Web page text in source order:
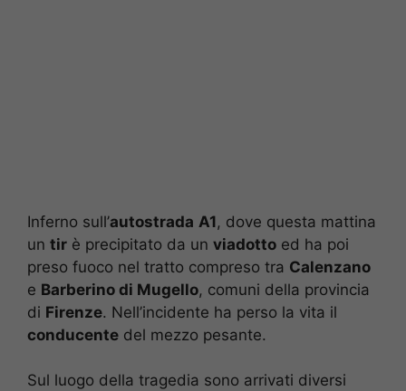
Inferno sull’autostrada A1, dove questa mattina
un tir è precipitato da un viadotto ed ha poi
preso fuoco nel tratto compreso tra Calenzano
e Barberino di Mugello, comuni della provincia
di Firenze. Nell’incidente ha perso la vita il
conducente del mezzo pesante.
Sul luogo della tragedia sono arrivati diversi